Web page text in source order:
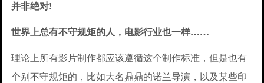
并非绝对!
世界上总有不守规矩的人，电影行业也一样……
理论上所有影片制作都应该遵循这个制作标准，但是也有
个别不守规矩的，比如大名鼎鼎的诺兰导演，以及某些印